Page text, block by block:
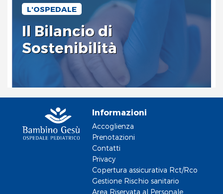
L'OSPEDALE
Il Bilancio di
Sostenibilità
Informazioni
Accoglienza
Prenotazioni
Contatti
Privacy
Copertura assicurativa Rct/Rco
Gestione Rischio sanitario
Area Riservata al Personale